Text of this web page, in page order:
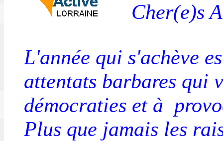
Cher(e)s
L'année qui s'achève
attentats barbares qui
démocraties et à
Plus que jamais les